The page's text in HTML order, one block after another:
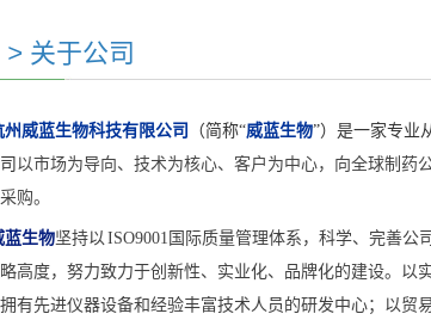
> 关于公司
州威蓝生物科技有限公司 （简称“威蓝生物”）是一家专业
以市场为导向、技术为核心、客户为中心，向全球制药
购。
蓝生物坚持以 ISO9001 国际质量管理体系，科学、完善公
高度，努力致力于创新性、实业化、品牌化的建设。以
有先进仪器设备和经验丰富技术人员的研发中心；以